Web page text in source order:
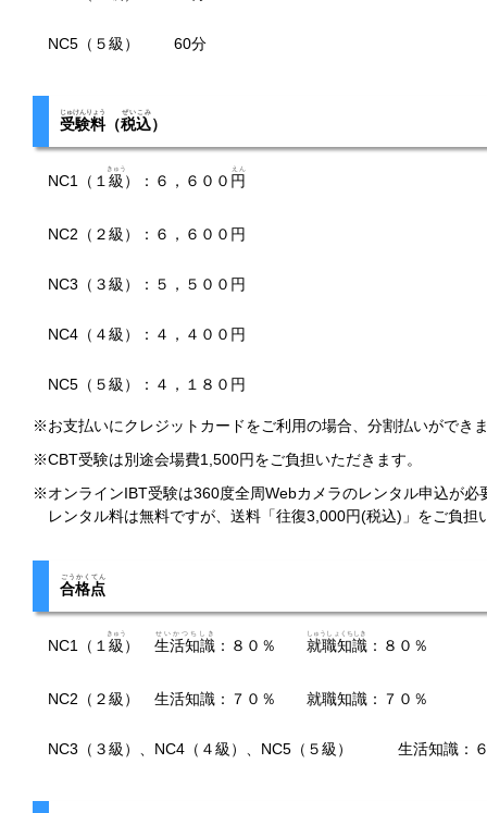
NC5（５級） 60分
受験料
じゅけんりょう
（税込
ぜいこみ
）
NC1（１ 級
きゅう
）：６，６００ 円
えん
NC2（２級）：６，６００円
NC3（３級）：５，５００円
NC4（４級）：４，４００円
NC5（５級）：４，１８０円
※お支払いにクレジットカードをご利用の場合、分割払いができ
※CBT受験は別途会場費1,500円をご負担いただきます。
※オンラインIBT受験は360度全周Webカメラのレンタル申込が必
レンタル料は無料ですが、送料「往復3,000円(税込)」をご負担
合格点
ごうかくてん
NC1（１ 級
きゅう
） 生活知識
せいかつちしき
：８０％ 就職知識
しゅうしょくちしき
：８０％
NC2（２級） 生活知識：７０％ 就職知識：７０％
NC3（３級）、NC4（４級）、NC5（５級） 生活知識：